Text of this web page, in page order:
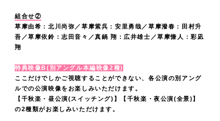
今
日
の
期
間
、
場
待
ち
し
で
楽
し
で
御
観
劇
演
で
が
、
草
の
フ
愛
に
心
か
事
と
も
嬉
し
く
組合せ②
草摩由希：北川尚弥／草摩紫呉：安里勇哉／草摩潑春：田村升
吾／草摩依鈴：志田音々／真鍋 翔：広井雄士／草摩慊人：彩凪
翔
特典映像B(別アングル本編映像2種)
ここだけでしかご視聴することができない、各公演の別アング
ルでの公演映像をお楽しみいただけます。
【千秋楽・昼公演(スイッチング)】【千秋楽・夜公演(全景)】
の2種類がお楽しみいただけます。